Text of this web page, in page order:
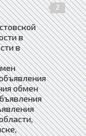
2
в
в
обмен